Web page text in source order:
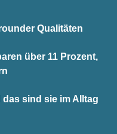
Qualitäten
über 11 Prozent,
sind sie im Alltag